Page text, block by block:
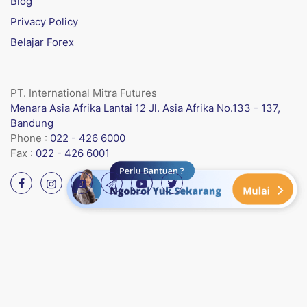
Privacy Policy
Belajar Forex
PT. International Mitra Futures
Menara Asia Afrika Lantai 12 Jl. Asia Afrika No.133 - 137,
Bandung
Phone : 022 - 426 6000
Fax : 022 - 426 6001